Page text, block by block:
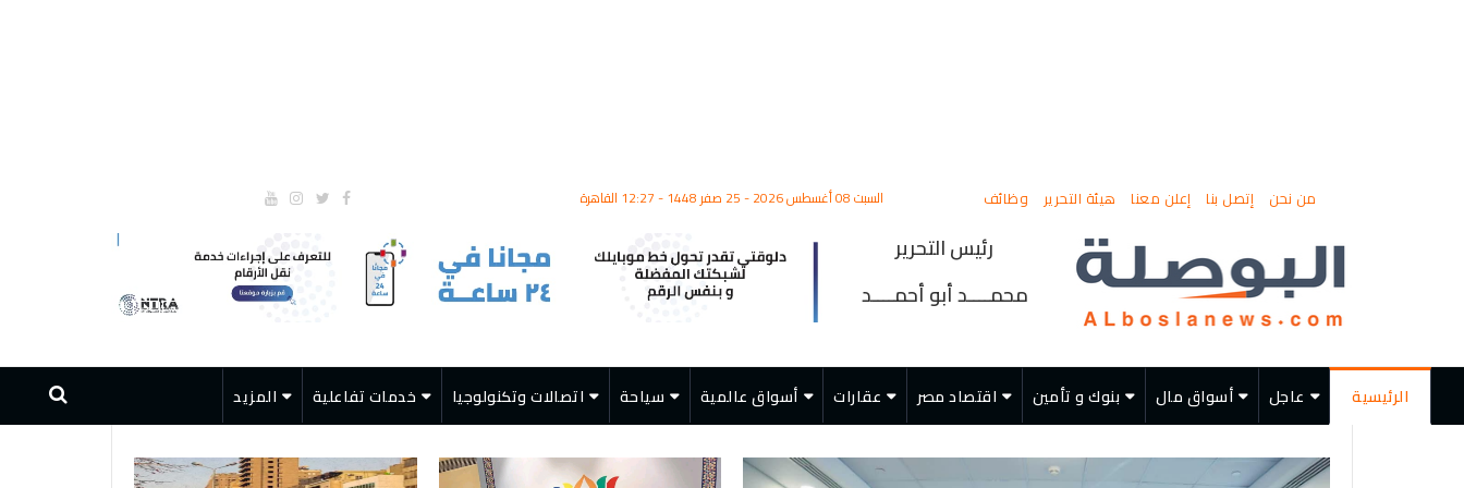
من نحن إتصل بنا إعلن معنا هيئة التحرير وظائف السبت 08 أغسطس 2026 - 25 صفر 1448 - 12:27 القاهرة
رئيس التحرير
محمــــد أبو أحمــــد
الرئيسية عاجل أسواق مال بنوك و تأمين اقتصاد مصر عقارات أسواق عالمية سياحة اتصالات وتكنولوجيا خدمات تفاعلية المزيد